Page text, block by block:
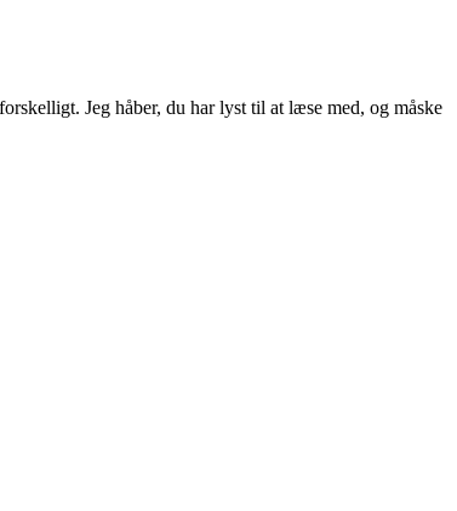
Jeg håber, du har lyst til at læse med, og måske